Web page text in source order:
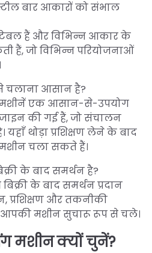
बार आकारों को संभाल
हैं और विभिन्न आकार के
हैं, जो विभिन्न परियोजनाओं
चलाना आसान है?
मशीनें एक आसान-से-उपयोग
की गई हैं, जो संचालन
यहाँ थोड़ा प्रशिक्षण लेने के बाद
मशीन चला सकते हैं।
के बाद समर्थन है?
के बाद समर्थन प्रदान
प्रशिक्षण और तकनीकी
आपकी मशीन सुचारू रूप से चले।
मशीन क्यों चुनें?